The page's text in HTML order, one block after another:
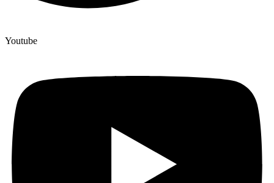
Youtube